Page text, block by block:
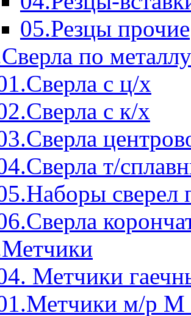
05.Резцы прочие
по металлу
с ц/х
с к/х
т/
сверел
Метчики
м/р М